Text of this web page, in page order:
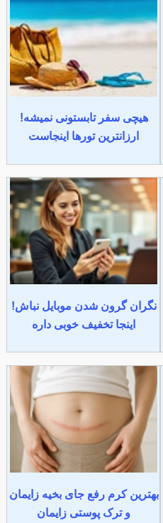
هیچی سفر تابستونی نمیشه!
ارزانترین تورها اینجاست
نگران گرون شدن موبایل نباش!
اینجا تخفیف خوبی داره
بهترین کرم رفع جای بخیه زایمان
و ترک پوستی زایمان